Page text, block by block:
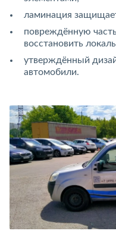
ламинация
повреждённую
восстановить
утверждённый
автомобили.